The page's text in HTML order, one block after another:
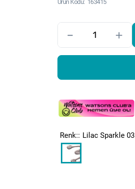
Ürün Kodu 163415
Renk: Lilac Sparkle 03
– +